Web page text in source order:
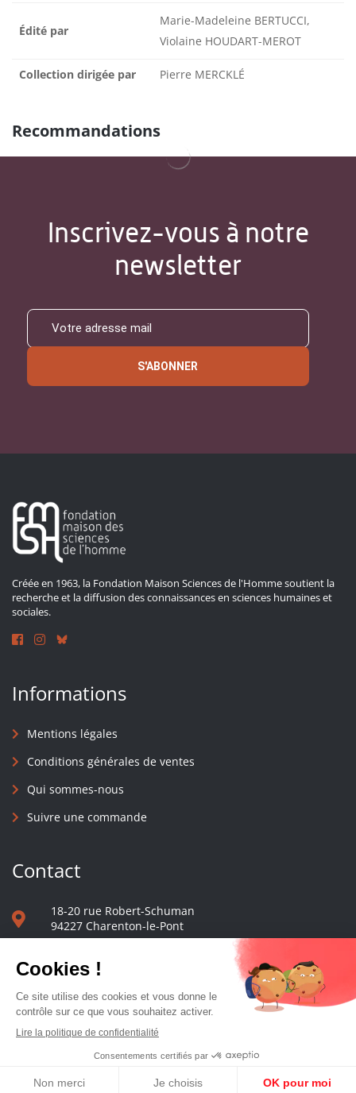
Édité par
Marie-Madeleine BERTUCCI,
Violaine HOUDART-MEROT
Collection dirigée par Pierre MERCKLÉ
Recommandations
Inscrivez-vous à notre
newsletter
S'ABONNER
Créée en 1963, la Fondation Maison Sciences de l'Homme soutient la
recherche et la diffusion des connaissances en sciences humaines et
sociales.
Informations
Mentions légales
Conditions générales de ventes
Qui sommes-nous
Suivre une commande
Contact
18-20 rue Robert-Schuman
94227 Charenton-le-Pont